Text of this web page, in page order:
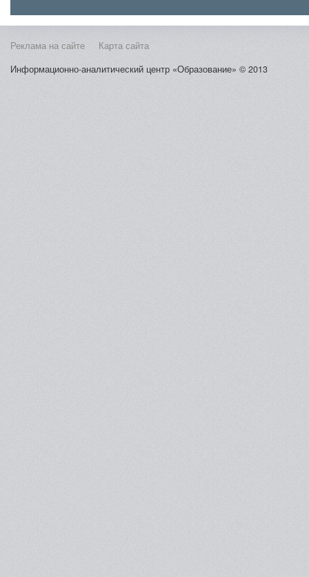
образовательными учреждениями
Косыг...
Реклама на сайте
Карта сайта
Информационно-аналитический центр «Образование» © 2013